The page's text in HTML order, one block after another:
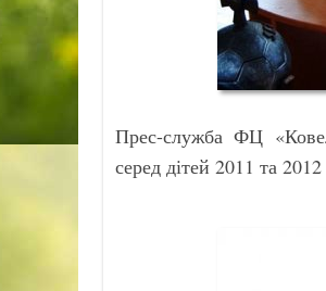
Прес-служба ФЦ
серед дітей 2011 та